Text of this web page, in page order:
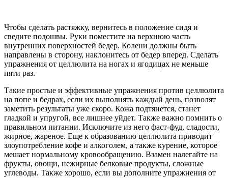
Чтобы сделать растяжку, вернитесь в положение сидя и
сведите подошвы. Руки поместите на верхнюю часть
внутренних поверхностей бедер. Колени должны быть
направлены в сторону, наклонитесь от бедер вперед. Сделать
упражнения от целлюлита на ногах и ягодицах не меньше
пяти раз.
Такие простые и эффективные упражнения против целлюлита
на попе и бедрах, если их выполнять каждый день, позволят
заметить результаты уже скоро. Кожа подтянется, станет
гладкой и упругой, все лишнее уйдет. Также важно помнить о
правильном питании. Исключите из него фаст-фуд, сладости,
жирное, жареное. Еще к образованию целлюлита приводит
злоупотребление кофе и алкоголем, а также курение, которое
мешает нормальному кровообращению. Взамен налегайте на
фрукты, овощи, нежирные белковые продукты, сложные
углеводы. Также хорошо, если вы дополните упражнения от